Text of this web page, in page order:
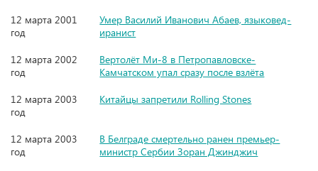
12 марта 2001
год
Умер Василий Иванович Абаев, языковед-
иранист
12 марта 2002
год
Вертолёт Ми-8 в Петропавловске-
Камчатском упал сразу после взлёта
12 марта 2003
год
Китайцы запретили Rolling Stones
12 марта 2003
год
В Белграде смертельно ранен премьер-
министр Сербии Зоран Джинджич